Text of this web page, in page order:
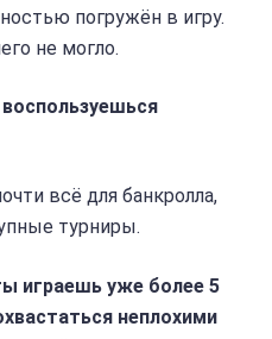
погружён в игру.
не могло.
всё для банкролла,
турниры.
играешь уже более 5
неплохими